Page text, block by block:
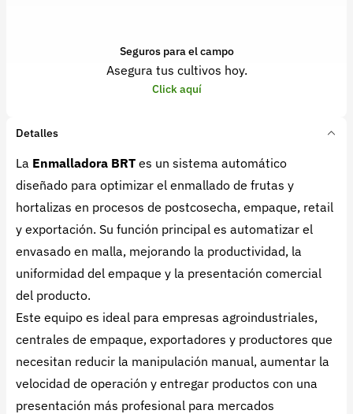
Seguros para el campo
Asegura tus cultivos hoy.
Click aquí
Detalles
La Enmalladora BRT es un sistema automático
diseñado para optimizar el enmallado de frutas y
hortalizas en procesos de postcosecha, empaque, retail
y exportación. Su función principal es automatizar el
envasado en malla, mejorando la productividad, la
uniformidad del empaque y la presentación comercial
del producto.
Este equipo es ideal para empresas agroindustriales,
centrales de empaque, exportadores y productores que
necesitan reducir la manipulación manual, aumentar la
velocidad de operación y entregar productos con una
presentación más profesional para mercados